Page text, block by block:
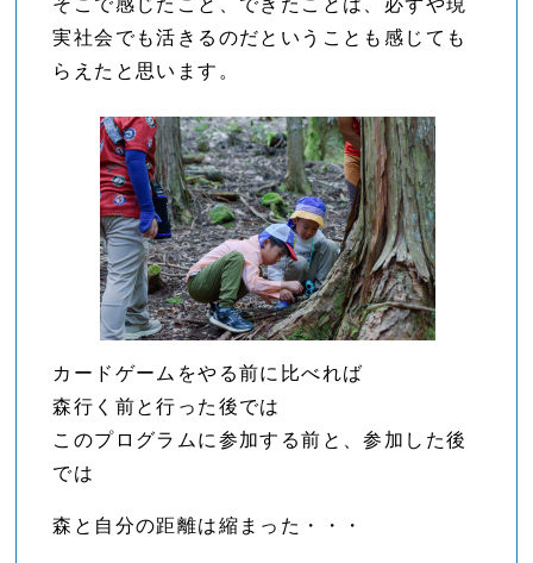
実社会でも活きるのだということも感じても
らえたと思います。
カードゲームをやる前に比べれば
森行く前と行った後では
このプログラムに参加する前と、参加した後
では
森と自分の距離は縮まった・・・